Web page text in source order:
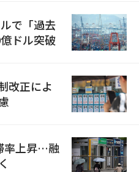
で「過去
ドル突破
改正によ
率上昇…融